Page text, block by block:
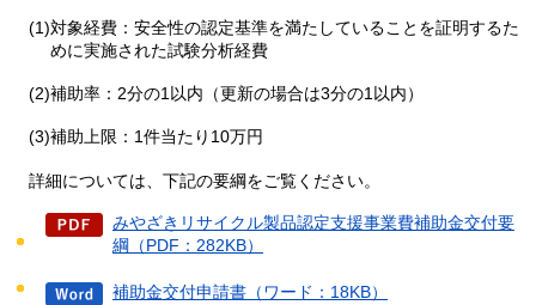
(1)対象経費：安全性の認定基準を満たしていることを証明するた
めに実施された試験分析経費
(2)補助率：2分の1以内（更新の場合は3分の1以内）
(3)補助上限：1件当たり10万円
詳細については、下記の要綱をご覧ください。
みやざきリサイクル製品認定支援事業費補助金交付要
綱（PDF：282KB）
補助金交付申請書（ワード：18KB）